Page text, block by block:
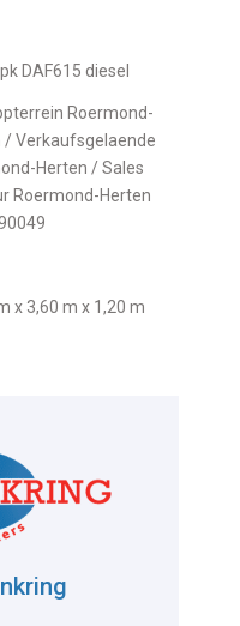
DAF615 diesel
Roermond-
/ Verkaufsgelaende
Herten / Sales
Roermond-Herten
x 3,60 m x 1,20 m